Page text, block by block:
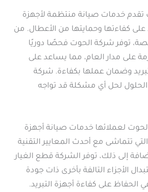
تقدم خدمات صيانة منتظمة لأجهزة
على كفاءتها وحمايتها من الأعطال. من
توفر شركة الحوت فحصًا دوريًا
على مدار العام، مما يساعد على
وضمان عملها بكفاءة. شركة
لحل أي مشكلة قد تواجه
لعملائها خدمات صيانة أجهزة
التي تتماشى مع أحدث المعايير التقنية
إلى ذلك، توفر الشركة قطع الغيار
الأجزاء التالفة بأخرى ذات جودة
الحفاظ على كفاءة أجهزة التبريد.